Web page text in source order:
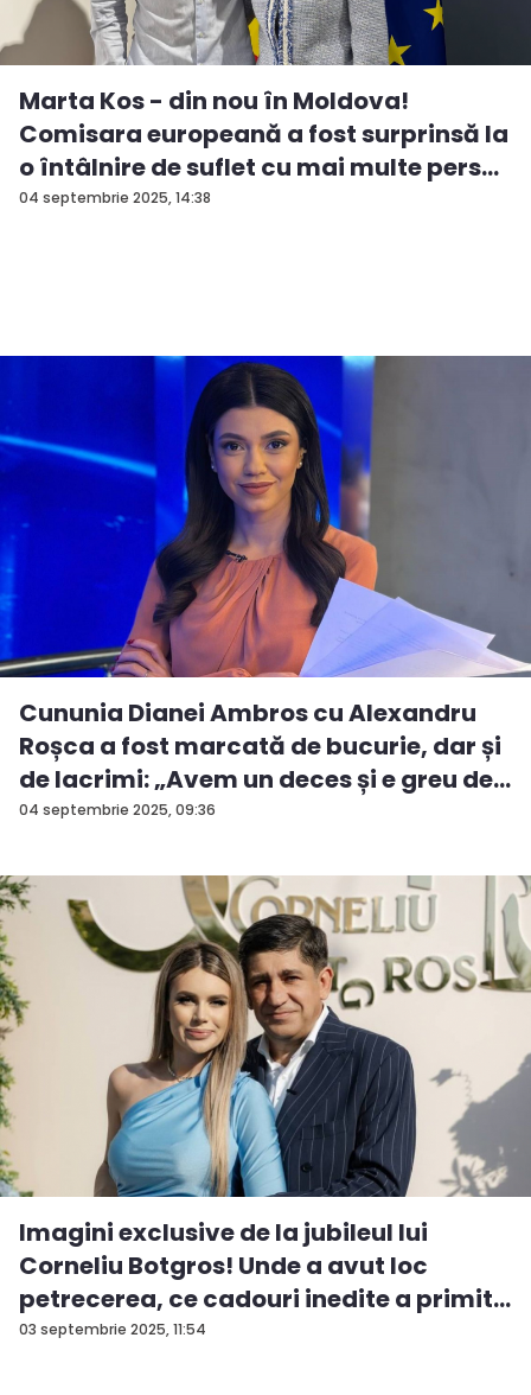
04 septembrie 2025, 14:38
Marta Kos - din nou în Moldova!
Comisara europeană a fost surprinsă la
o întâlnire de suflet cu mai multe pers...
04 septembrie 2025, 09:36
Cununia Dianei Ambros cu Alexandru
Roșca a fost marcată de bucurie, dar și
de lacrimi: „Avem un deces și e greu de...
03 septembrie 2025, 11:54
Imagini exclusive de la jubileul lui
Corneliu Botgros! Unde a avut loc
petrecerea, ce cadouri inedite a primit...